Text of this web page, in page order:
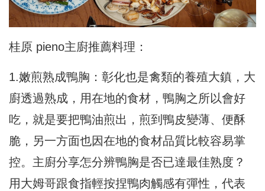
桂原 pieno主廚推薦料理：
1.嫩煎熟成鴨胸：彰化也是禽類的養殖大鎮，大
廚透過熟成，用在地的食材，鴨胸之所以會好
吃，就是要把鴨油煎出，煎到鴨皮變薄、便酥
脆，另一方面也因在地的食材品質比較容易掌
控。主廚分享怎分辨鴨胸是否已達最佳熟度？
用大姆哥跟食指輕按捏鴨肉觸感有彈性，代表